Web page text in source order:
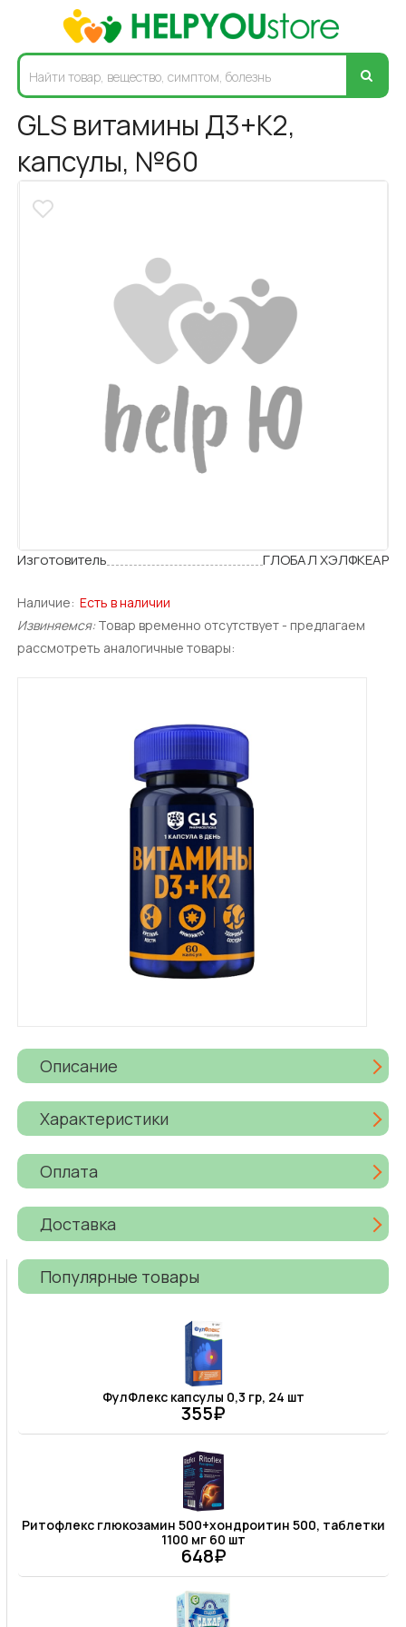
GLS витамины Д3+К2,
капсулы, №60
Изготовитель ГЛОБАЛ ХЭЛФКЕАР
Наличие: Есть в наличии
Извиняемся: Товар временно отсутствует - предлагаем
рассмотреть аналогичные товары:
Описание
Характеристики
Оплата
Доставка
Популярные товары
ФулФлекс капсулы 0,3 гр, 24 шт
355₽
Ритофлекс глюкозамин 500+хондроитин 500, таблетки
1100 мг 60 шт
648₽